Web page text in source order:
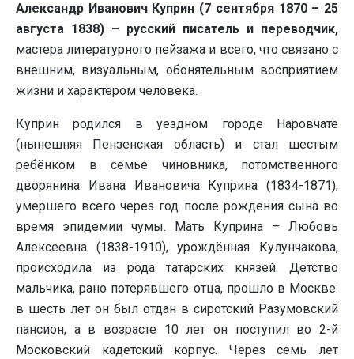
Александр Иванович Куприн (7 сентября 1870 – 25
августа 1838) – русский писатель и переводчик,
мастера литературного пейзажа и всего, что связано с
внешним, визуальным, обонятельным восприятием
жизни и характером человека.
Куприн родился в уездном городе Наровчате
(нынешняя Пензенская область) и стал шестым
ребёнком в семье чиновника, потомственного
дворянина Ивана Ивановича Куприна (1834-1871),
умершего всего через год после рождения сына во
время эпидемии чумы. Мать Куприна – Любовь
Алексеевна (1838-1910), урождённая Кулунчакова,
происходила из рода татарских князей. Детство
мальчика, рано потерявшего отца, прошло в Москве:
в шесть лет он был отдан в сиротский Разумовский
пансион, а в возрасте 10 лет он поступил во 2-й
Московский кадетский корпус. Через семь лет